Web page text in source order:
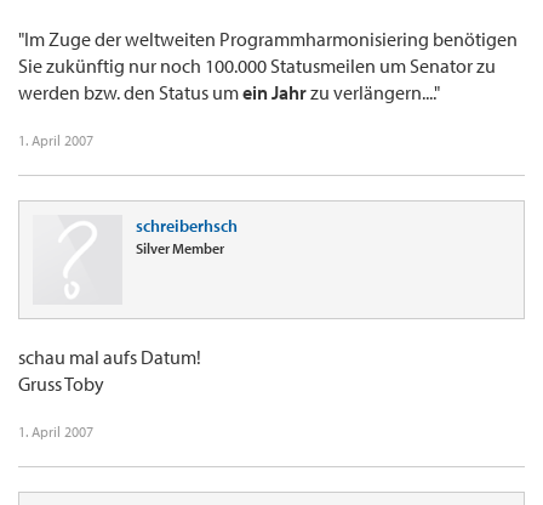
"Im Zuge der weltweiten Programmharmonisiering benötigen
Sie zukünftig nur noch 100.000 Statusmeilen um Senator zu
werden bzw. den Status umein Jahrzu verlängern...."
1. April 2007
schreiberhsch
Silver Member
schau mal aufs Datum!
Gruss Toby
1. April 2007